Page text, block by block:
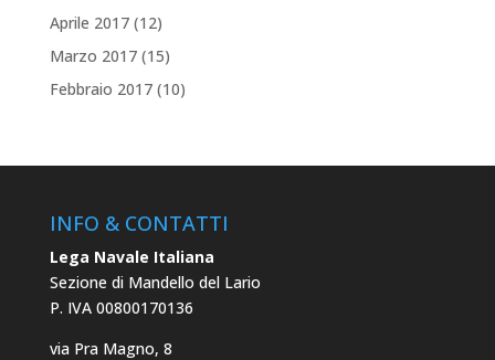
Aprile 2017(12)
Marzo 2017(15)
Febbraio 2017(10)
INFO & CONTATTI
Lega Navale Italiana
Sezione di Mandello del Lario
P. IVA 00800170136
via Pra Magno, 8